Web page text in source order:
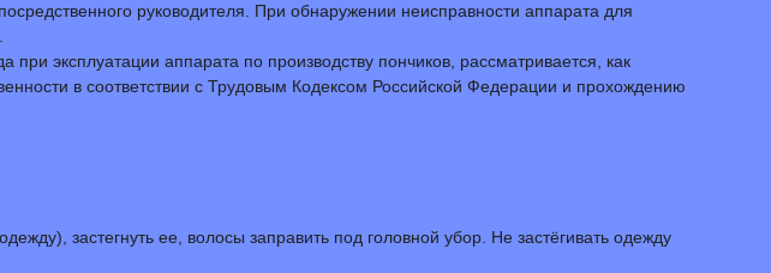
руководителя. При обнаружении неисправности аппарата для
эксплуатации аппарата по производству пончиков, рассматривается, как
в соответствии с Трудовым Кодексом Российской Федерации и прохождению
застегнуть ее, волосы заправить под головной убор. Не застёгивать одежду